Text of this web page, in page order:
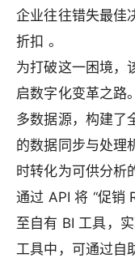
企业往往错失最佳
折扣 。
为打破这一困境，
启数字化变革之路
多数据源，构建了
的数据同步与处理
时转化为可供分析
通过 API 将 “促销
至自有 BI 工具，
工具中，可通过自